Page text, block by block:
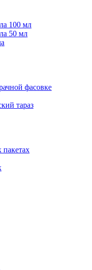
100 мл
50 мл
фасовке
тараз